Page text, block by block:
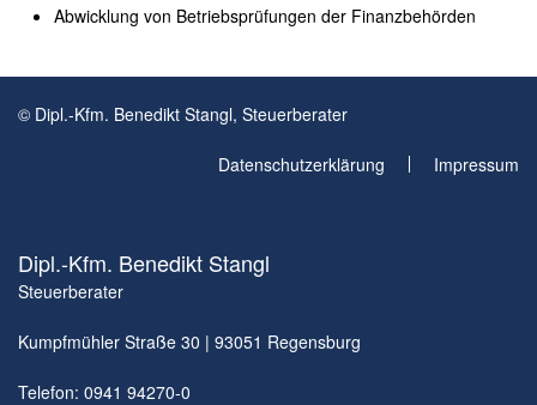
Abwicklung von Betriebsprüfungen der Finanzbehörden
© Dipl.-Kfm. Benedikt Stangl, Steuerberater
Datenschutzerklärung Impressum
Dipl.-Kfm. Benedikt Stangl
Steuerberater
Kumpfmühler Straße 30 | 93051 Regensburg
Telefon: 0941 94270-0